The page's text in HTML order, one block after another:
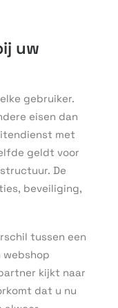
uw
gebruiker.
eisen dan
met
geldt voor
De
beveiliging,
tussen een
webshop
kijkt naar
dat u nu